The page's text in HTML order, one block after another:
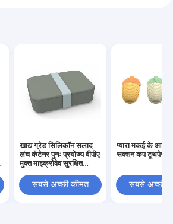
खाद्य ग्रेड सिलिकॉन सलाद
लंच कंटेनर पुनः प्रयोज्य बीपीए
मुक्त माइक्रोवेव सुरक्षित
1L क्षमतासबसे अच्छी कीमत
प्यारा मकई के
सक्शन कप टूथपेस्ट
सबसे अच्छी